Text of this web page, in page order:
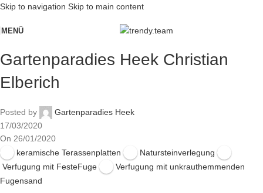
Skip to navigation Skip to main content
MENÜ
Gartenparadies Heek Christian
Elberich
Posted by
Gartenparadies Heek
17/03/2020
On 26/01/2020
keramische Terassenplatten
Natursteinverlegung
Verfugung mit FesteFuge
Verfugung mit unkrauthemmenden
Fugensand